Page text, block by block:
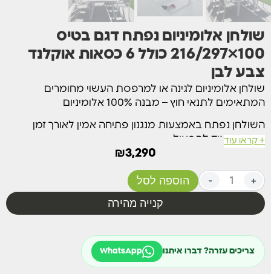
שולחן אלומיניום נפתח דגם בטיס
100×216/297 כולל 6 כסאות אוקלנד
צבע לבן
שולחן אלומיניום לגינה או למרפסת העשוי מחומרים
המתאימים לתנאי חוץ – מבנה 100% אלומיניום
השולחן נפתח באמצעות מנגנון פתיחה אמין לאורך זמן
ופשוט מאוד לתפעול
להושיב 14 סועדים (ואף יותר תוך שימוש בכסאות ללא ידיות)
מעוצבים ונוחים במיוחד
מידות: 216/297 ס"מ ברוחב 100 ס"מ.
ניתן לרכוש כיסאות נוספים.
+ קראו עוד
₪3,290
- +
הוספה לסל
קנייה מהירה
צריכים עזרה? דברו איתנו WhatsApp